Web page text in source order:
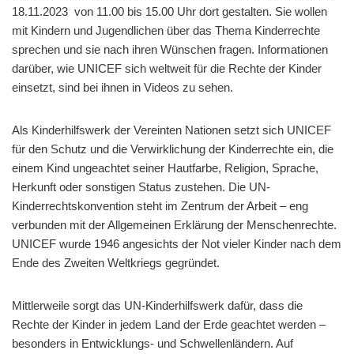
18.11.2023 von 11.00 bis 15.00 Uhr dort gestalten. Sie wollen
mit Kindern und Jugendlichen über das Thema Kinderrechte
sprechen und sie nach ihren Wünschen fragen. Informationen
darüber, wie UNICEF sich weltweit für die Rechte der Kinder
einsetzt, sind bei ihnen in Videos zu sehen.
Als Kinderhilfswerk der Vereinten Nationen setzt sich UNICEF
für den Schutz und die Verwirklichung der Kinderrechte ein, die
einem Kind ungeachtet seiner Hautfarbe, Religion, Sprache,
Herkunft oder sonstigen Status zustehen. Die UN-
Kinderrechtskonvention steht im Zentrum der Arbeit – eng
verbunden mit der Allgemeinen Erklärung der Menschenrechte.
UNICEF wurde 1946 angesichts der Not vieler Kinder nach dem
Ende des Zweiten Weltkriegs gegründet.
Mittlerweile sorgt das UN-Kinderhilfswerk dafür, dass die
Rechte der Kinder in jedem Land der Erde geachtet werden –
besonders in Entwicklungs- und Schwellenländern. Auf